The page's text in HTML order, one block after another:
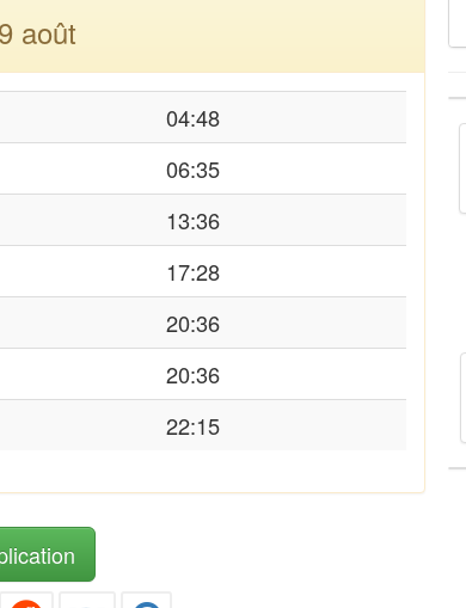
août
04:48
06:35
13:36
17:28
20:36
20:36
22:15